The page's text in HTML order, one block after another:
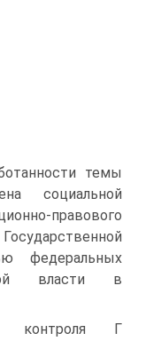
темы
социальной
правового
федеральных
власти в
контроля Г